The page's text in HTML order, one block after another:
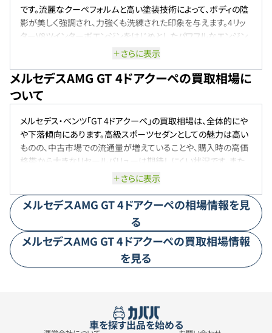
です。流麗なクーペフォルムと高い塗装技術によって、ボディの陰
影が美しく強調され、力強くも洗練された印象を与えます。4リッ
ターV8ツインターボエンジンをはじめとしたパワフルなエンジン
ラインナップが、俊敏でダイナミックな走りを実現。先進のサスペ
ビングを提供します。
さらに表示
メルセデスAMG GT 4ドアクーペの買取相場に
ついて
メルセデス・ベンツ「GT 4ドアクーペ」の買取相場は、全体的にや
や下落傾向にあります。高級スポーツセダンとしての魅力は高い
ものの、中古市場での流通量が増えていることや、購入時の高価
格帯から大きなリセールバリューは期待しにくい状況です。また、
メルセデス・ベンツの車両は購入直後の価値下落が比較的大き
スが多く見られます。一方で、高性能モデルや人気グレードは一
定の需要があり、極端な値崩れは避けられている状況です。総じ
て、「GT 4ドアクーペ」は豪華でパフォーマンス性に優れる反面、
中古車市場では堅実ながらも高値を維持しにくい車種といえま
す。今後も安定した需要は続くものの、大幅な価格上昇は見込み
にくいでしょう。
さらに表示
メルセデスAMG GT 4ドアクーペの相場情報を見
る
メルセデスAMG GT 4ドアクーペの買取相場情報
を見る
車を探す出品を始める